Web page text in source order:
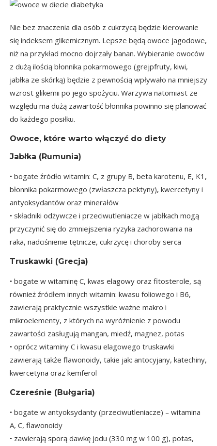
Nie bez znaczenia dla osób z cukrzycą będzie kierowanie
się indeksem glikemicznym. Lepsze będą owoce jagodowe,
niż na przykład mocno dojrzały banan. Wybieranie owoców
z dużą ilością błonnika pokarmowego (grejpfruty, kiwi,
jabłka ze skórką) będzie z pewnością wpływało na mniejszy
wzrost glikemii po jego spożyciu. Warzywa natomiast ze
względu ma dużą zawartość błonnika powinno się planować
do każdego posiłku.
Owoce, które warto włączyć do diety
Jabłka (Rumunia)
• bogate źródło witamin: C, z grupy B, beta karotenu, E, K1,
błonnika pokarmowego (zwłaszcza pektyny), kwercetyny i
antyoksydantów oraz minerałów
• składniki odżywcze i przeciwutleniacze w jabłkach mogą
przyczynić się do zmniejszenia ryzyka zachorowania na
raka, nadciśnienie tętnicze, cukrzycę i choroby serca
Truskawki (Grecja)
• bogate w witaminę C, kwas elagowy oraz fitosterole, są
również źródłem innych witamin: kwasu foliowego i B6,
zawierają praktycznie wszystkie ważne makro i
mikroelementy, z których na wyróżnienie z powodu
zawartości zasługują mangan, miedź, magnez, potas
• oprócz witaminy C i kwasu elagowego truskawki
zawierają także flawonoidy, takie jak: antocyjany, katechiny,
kwercetyna oraz kemferol
Czereśnie (Bułgaria)
• bogate w antyoksydanty (przeciwutleniacze) – witamina
A, C, flawonoidy
• zawierają sporą dawkę jodu (330 mg w 100 g), potas,